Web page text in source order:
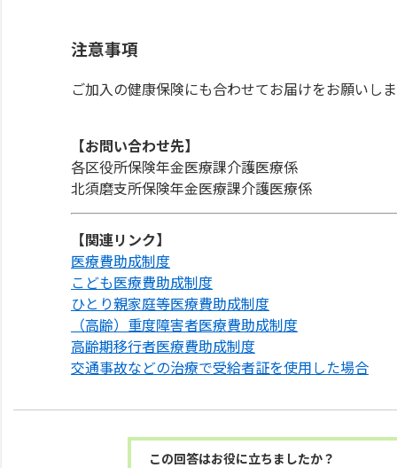
注意事項
ご加入の健康保険にも合わせてお届けをお願いし
【お問い合わせ先】
各区役所保険年金医療課介護医療係
北須磨支所保険年金医療課介護医療係
【関連リンク】
医療費助成制度
こども医療費助成制度
ひとり親家庭等医療費助成制度
（高齢）重度障害者医療費助成制度
高齢期移行者医療費助成制度
交通事故などの治療で受給者証を使用した場合
この回答はお役に立ちましたか？